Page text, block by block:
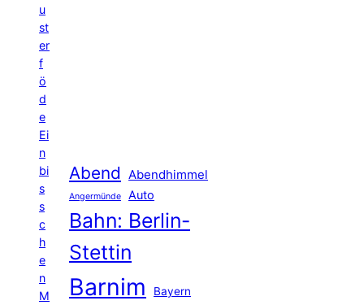
u
st
er
f
ö
d
e
Ei
n
bi
s
s
c
h
e
n
M
Abend Abendhimmel
Angermünde Auto
Bahn: Berlin-
Stettin
Barnim Bayern